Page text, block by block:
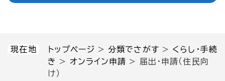
現在地 トップページ >分類でさがす > くらし・手続
き
> オンライン申請 > 届出・申請（住民向
け）